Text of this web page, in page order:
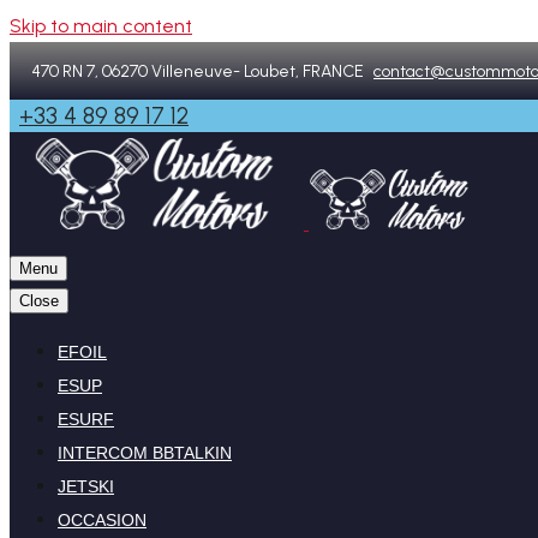
Skip to main content
470 RN 7, 06270 Villeneuve- Loubet, FRANCE
+33 4 89 89 17 12
Menu
Close
EFOIL
ESUP
ESURF
INTERCOM BBTALKIN
JETSKI
OCCASION